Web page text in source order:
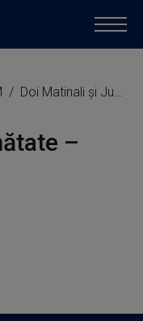
Doi Matinali și Jumătate – 08.03.2023
–